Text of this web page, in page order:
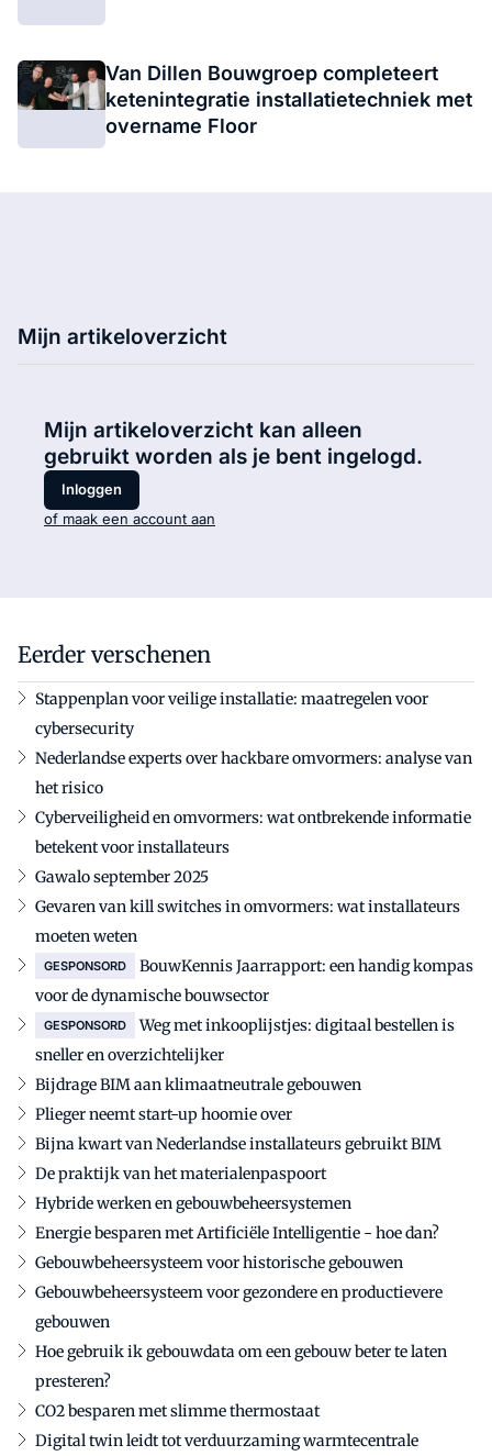
Van Dillen Bouwgroep completeert
ketenintegratie installatietechniek met
overname Floor
Mijn artikeloverzicht
Mijn artikeloverzicht kan alleen
gebruikt worden als je bent ingelogd.
Inloggen
of maak een account aan
Eerder verschenen
Stappenplan voor veilige installatie: maatregelen voor
cybersecurity
Nederlandse experts over hackbare omvormers: analyse van
het risico
Cyberveiligheid en omvormers: wat ontbrekende informatie
betekent voor installateurs
Gawalo september 2025
Gevaren van kill switches in omvormers: wat installateurs
moeten weten
GESPONSORD
BouwKennis Jaarrapport: een handig kompas
voor de dynamische bouwsector
GESPONSORD
Weg met inkooplijstjes: digitaal bestellen is
sneller en overzichtelijker
Bijdrage BIM aan klimaatneutrale gebouwen
Plieger neemt start-up hoomie over
Bijna kwart van Nederlandse installateurs gebruikt BIM
De praktijk van het materialenpaspoort
Hybride werken en gebouwbeheersystemen
Energie besparen met Artificiële Intelligentie - hoe dan?
Gebouwbeheersysteem voor historische gebouwen
Gebouwbeheersysteem voor gezondere en productievere
gebouwen
Hoe gebruik ik gebouwdata om een gebouw beter te laten
presteren?
CO2 besparen met slimme thermostaat
Digital twin leidt tot verduurzaming warmtecentrale